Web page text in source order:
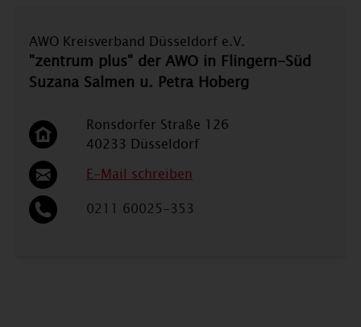
AWO Kreisverband Düsseldorf e.V.
"zentrum plus" der AWO in Flingern-Süd
Suzana Salmen u. Petra Hoberg
Ronsdorfer Straße 126
40233 Düsseldorf
E-Mail schreiben
0211 60025-353